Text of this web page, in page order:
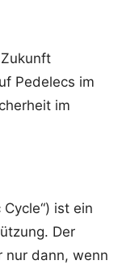
Pedelecs im
im
ist ein
Der
nur dann, wenn